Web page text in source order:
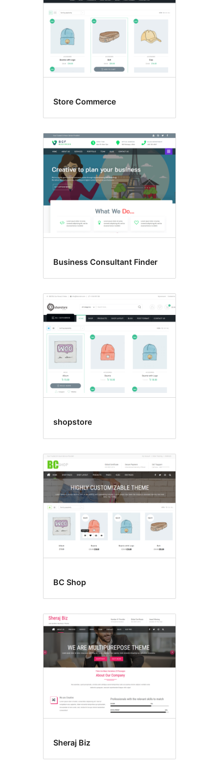
Store Commerce
Business Consultant Finder
shopstore
BC Shop
Sheraj Biz